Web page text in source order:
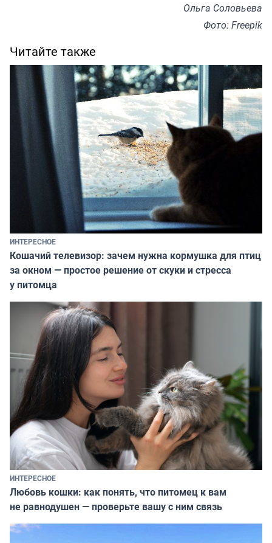
Ольга Соловьева
Фото: Freepik
Читайте также
ИНТЕРЕСНОЕ
Кошачий телевизор: зачем нужна кормушка для птиц
за окном — простое решение от скуки и стресса
у питомца
ИНТЕРЕСНОЕ
Любовь кошки: как понять, что питомец к вам
не равнодушен — проверьте вашу с ним связь